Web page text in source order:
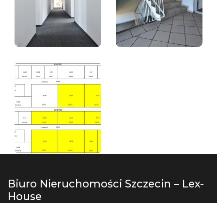
Biuro Nieruchomości Szczecin – Lex-
House